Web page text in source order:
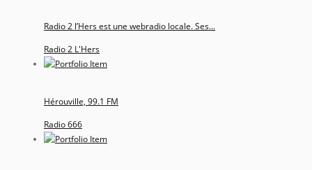
Radio 2 l’Hers est une webradio locale. Ses...
Radio 2 L'Hers
Hérouville, 99.1 FM
Radio 666